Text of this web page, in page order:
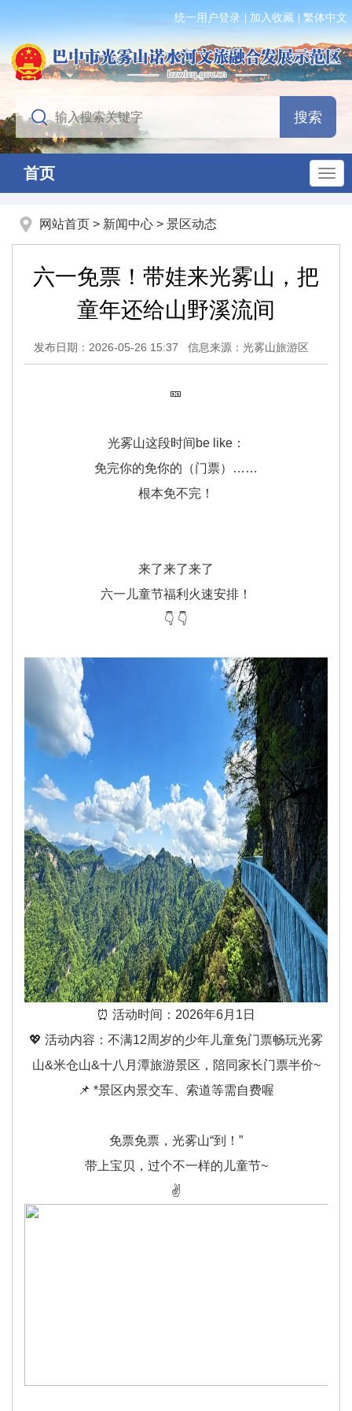
统一用户登录 加入收藏 繁体中文
首页
网站首页 > 新闻中心 > 景区动态
六一免票！带娃来光雾山，把
童年还给山野溪流间
发布日期：2026-05-26 15:37 信息来源：光雾山旅游区
🎫
光雾山这段时间be like：
免完你的免你的（门票）……
根本免不完！
来了来了来了
六一儿童节福利火速安排！
👇 👇
⏰️ 活动时间：2026年6月1日
💖 活动内容：不满12周岁的少年儿童免门票畅玩光雾
山&米仓山&十八月潭旅游景区，陪同家长门票半价~
📌 *景区内景交车、索道等需自费喔
免票免票，光雾山“到！”
带上宝贝，过个不一样的儿童节~
✌